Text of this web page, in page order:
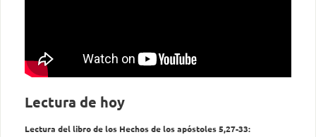
Lectura de hoy
Lectura del libro de los Hechos de los apóstoles 5,27-33: